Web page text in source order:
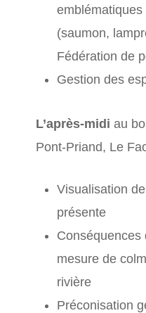
(saumon,
Fédération de
Gestion des
L’après-midi au
Pont-Priand, Le
Visualisation
présente
Conséquences
mesure de
rivière
Préconisation